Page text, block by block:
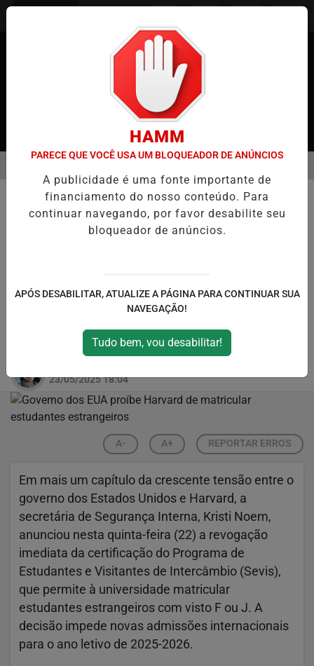
EM ALTA
EDUCAÇÃO
Governo dos EUA proíbe Harvard
de matricular estudantes
de antissemitismo e ligações com a China;
universidade reage e afirma que medida é
23/05/2025 18:04
A- A+ REPORTAR ERROS
Em mais um capítulo da crescente tensão entre o
governo dos Estados Unidos e Harvard, a
secretária de Segurança Interna, Kristi Noem,
anunciou nesta quinta-feira (22) a revogação
imediata da certificação do Programa de
Estudantes e Visitantes de Intercâmbio (Sevis),
que permite à universidade matricular
estudantes estrangeiros com visto F ou J. A
decisão impede novas admissões internacionais
para o ano letivo de 2025-2026.
HAMM
PARECE QUE VOCÊ USA UM BLOQUEADOR DE ANÚNCIOS
A publicidade é uma fonte importante de
financiamento do nosso conteúdo. Para
continuar navegando, por favor desabilite seu
bloqueador de anúncios.
APÓS DESABILITAR, ATUALIZE A PÁGINA PARA CONTINUAR SUA
NAVEGAÇÃO!
Tudo bem, vou desabilitar!